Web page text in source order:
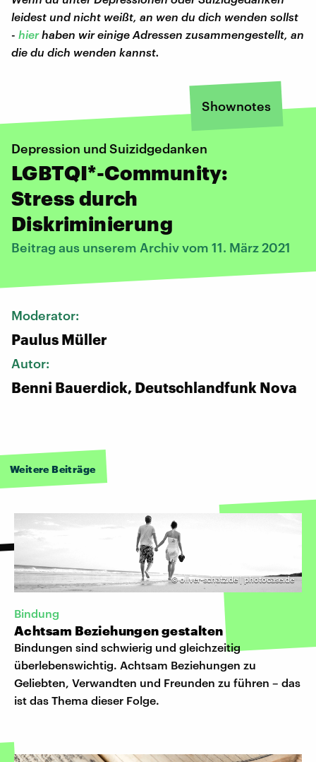
leidest und nicht weißt, an wen du dich wenden sollst
- hierhaben wir einige Adressen zusammengestellt, an
die du dich wenden kannst.
Shownotes
Depression und Suizidgedanken
LGBTQI*-Community:
Stress durch
Diskriminierung
Beitrag aus unserem Archiv vom 11. März 2021
Moderator:
Paulus Müller
Autor:
Benni Bauerdick, Deutschlandfunk Nova
Weitere Beiträge
©oliver-schatz.de | photocase.de
Bindung
Achtsam Beziehungen gestalten
Bindungen sind schwierig und gleichzeitig
überlebenswichtig. Achtsam Beziehungen zu
Geliebten, Verwandten und Freunden zu führen – das
ist das Thema dieser Folge.